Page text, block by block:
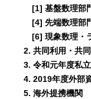
[1] 基盤数理部
[4] 先端数理部
[6] 現象数理・
2. 共同利用・共
3. 令和元年度私
4. 2019年度外部
5. 海外提携機関